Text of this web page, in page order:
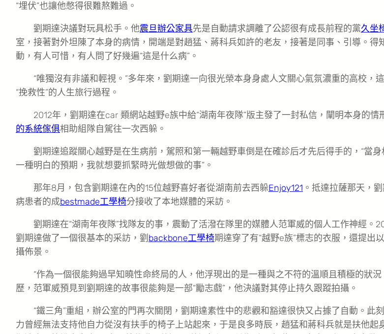
“埋伏”也讓他憋得很難熬難過。
劉期達決議對玩具松手。他震旦辦公家具先是自動請求調離了公認很有成長前程的黨久坐
室，接著對外坦陳了本身的病情，開端是對趙猛、蔣科兵如許的老友，接著是同事、引導。得
動，有人可惜，有人問了好幾遍“這是什么病”。
“唯獨沒有非議和輕視。”多年來，劉期達一向很光榮本身身處人文關心氣氛濃重的高校，
“挽救性”的人生旅行過程。
2012年，劉期達在car 類網站越野e族中給“湖南年夜隊”版主發了一封私信，闡明本身的情
的系統傢俱相助組隊自駕往一次西躲。
劉期達追蹤關心越野是在生病前，駕照和第一輛越野車倒是在確診后才先后得手的，“當
一種明白的預期，我就想要抓緊時光做想做的事”。
那年8月，包含劉期達在內的15位越野喜好者從湖南前去西躲Enjoy121 。抵達拉薩那天，
病患者的成bestmade工學椅分接收了本地媒體的采訪。
劉期達在“湖南年夜隊”找隊友的事，震動了活潑在隊里的媒體人范軍威的個人工作神經。
劉期達做了一個很基本的采訪，劉 backbone工學椅期達穿了有“越野e族”標志的衣服，還提出
攝佈景。
“作為一個很能夠過早知曉性命終局的人，他浮現出的是一種與之不符的溫順且積極的狀況
歷，范軍威預見到劉期達的故事很能夠是一部“勵志戲”，他決議對其停止持久跟蹤拍攝。
“鐵三角”重組，辦公室的門再次關閉，劉期達素性中的悲觀和豁達很快又占據了自動。此
力曾經無法支持他自力從沒有扶手的椅子上站起來，于是良多時辰，趙猛和蔣科兵就是扶他起